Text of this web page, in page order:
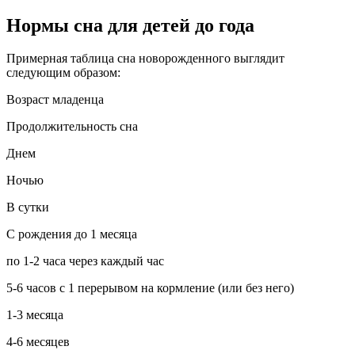
Нормы сна для детей до года
Примерная таблица сна новорожденного выглядит
следующим образом:
Возраст младенца
Продолжительность сна
Днем
Ночью
В сутки
С рождения до 1 месяца
по 1-2 часа через каждый час
5-6 часов с 1 перерывом на кормление (или без него)
1-3 месяца
4-6 месяцев